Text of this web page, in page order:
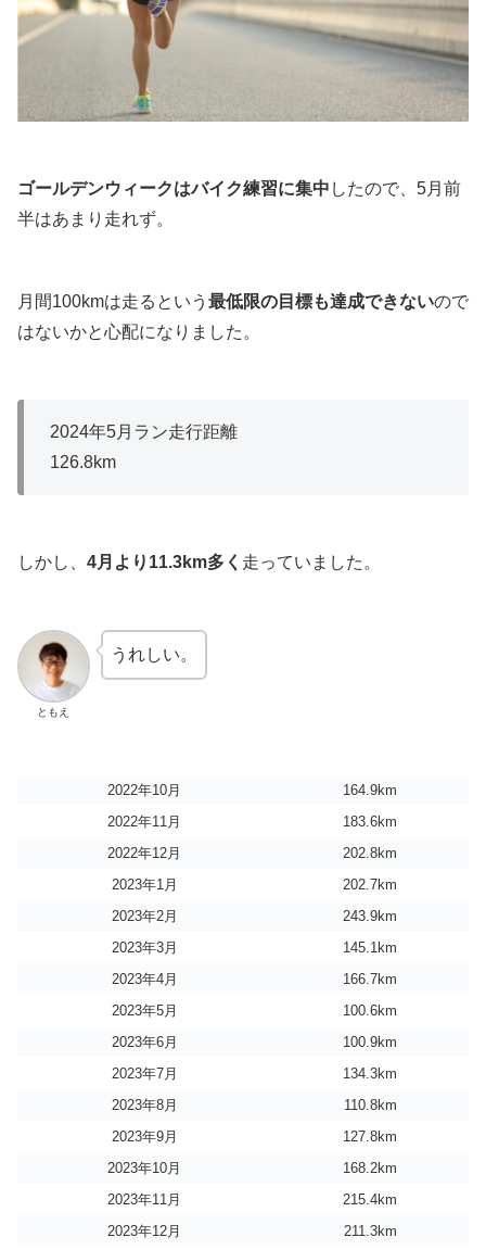
ゴールデンウィークはバイク練習に集中 したので、5月前
半はあまり走れず。
月間100kmは走るという 最低限の目標も達成できないので
はないかと心配になりました。
2024年5月ラン走行距離
126.8km
しかし、 4月より11.3km多く 走っていました。
ともえ
うれしい。
2022年10月
164.9km
2022年11月
183.6km
2022年12月
202.8km
2023年1月
202.7km
2023年2月
243.9km
2023年3月
145.1km
2023年4月
166.7km
2023年5月
100.6km
2023年6月
100.9km
2023年7月
134.3km
2023年8月
110.8km
2023年9月
127.8km
2023年10月
168.2km
2023年11月
215.4km
2023年12月
211.3km